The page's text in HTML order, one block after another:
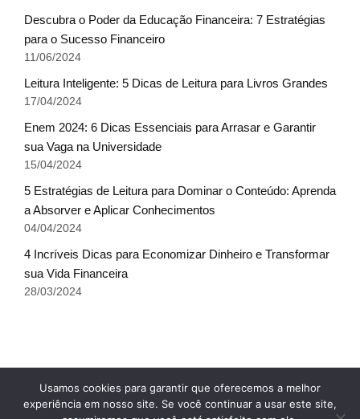
Descubra o Poder da Educação Financeira: 7 Estratégias
para o Sucesso Financeiro
11/06/2024
Leitura Inteligente: 5 Dicas de Leitura para Livros Grandes
17/04/2024
Enem 2024: 6 Dicas Essenciais para Arrasar e Garantir
sua Vaga na Universidade
15/04/2024
5 Estratégias de Leitura para Dominar o Conteúdo: Aprenda
a Absorver e Aplicar Conhecimentos
04/04/2024
4 Incríveis Dicas para Economizar Dinheiro e Transformar
sua Vida Financeira
28/03/2024
Fale conosco
Glossário do Sucesso
Política de Privacidade
Sobre Nós Termos de uso
x
Usamos cookies para garantir que oferecemos a melhor
experiência em nosso site. Se você continuar a usar este site,